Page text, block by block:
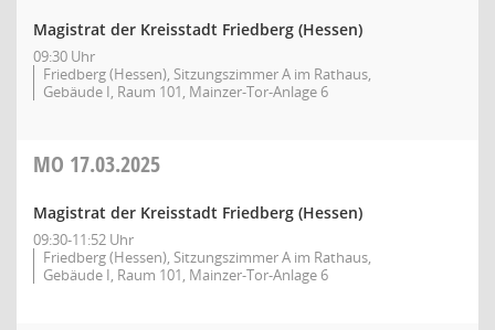
Magistrat der Kreisstadt Friedberg (Hessen)
09:30 Uhr
Friedberg (Hessen), Sitzungszimmer A im Rathaus,
Gebäude I, Raum 101, Mainzer-Tor-Anlage 6
MO 17.03.2025
Magistrat der Kreisstadt Friedberg (Hessen)
09:30-11:52 Uhr
Friedberg (Hessen), Sitzungszimmer A im Rathaus,
Gebäude I, Raum 101, Mainzer-Tor-Anlage 6